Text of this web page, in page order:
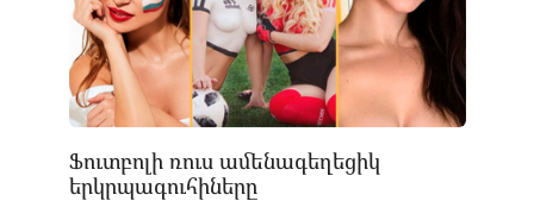
Ֆուտբոլի ռուս ամենագեղեցիկ
երկրպագուհիները